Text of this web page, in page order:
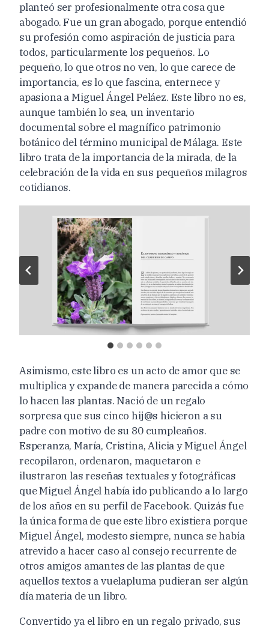
planteó ser profesionalmente otra cosa que
abogado. Fue un gran abogado, porque entendió
su profesión como aspiración de justicia para
todos, particularmente los pequeños. Lo
pequeño, lo que otros no ven, lo que carece de
importancia, es lo que fascina, enternece y
apasiona a Miguel Ángel Peláez. Este libro no es,
aunque también lo sea, un inventario
documental sobre el magnífico patrimonio
botánico del término municipal de Málaga. Este
libro trata de la importancia de la mirada, de la
celebración de la vida en sus pequeños milagros
cotidianos.
Asimismo, este libro es un acto de amor que se
multiplica y expande de manera parecida a cómo
lo hacen las plantas. Nació de un regalo
sorpresa que sus cinco hij@s hicieron a su
padre con motivo de su 80 cumpleaños.
Esperanza, María, Cristina, Alicia y Miguel Ángel
recopilaron, ordenaron, maquetaron e
ilustraron las reseñas textuales y fotográficas
que Miguel Ángel había ido publicando a lo largo
de los años en su perfil de Facebook. Quizás fue
la única forma de que este libro existiera porque
Miguel Ángel, modesto siempre, nunca se había
atrevido a hacer caso al consejo recurrente de
otros amigos amantes de las plantas de que
aquellos textos a vuelapluma pudieran ser algún
día materia de un libro.
Convertido ya el libro en un regalo privado, sus